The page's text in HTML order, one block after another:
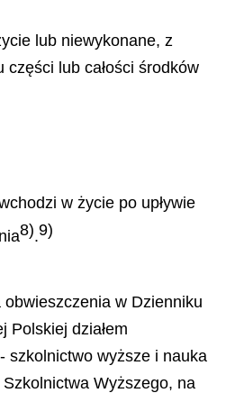
lub niewykonane, z
lub całości środków
w życie po upływie
8).9)
obwieszczenia w Dzienniku
Polskiej działem
szkolnictwo wyższe i nauka
Wyższego, na